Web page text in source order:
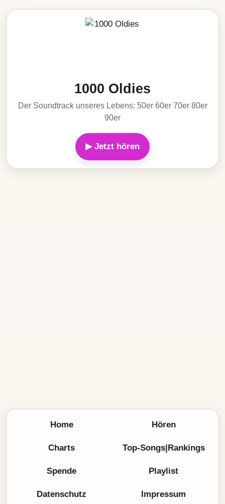
1000 Oldies
Der Soundtrack unseres Lebens: 50er 60er 70er 80er
90er
▶ Jetzt hören
Home Hören
Charts Top-Songs|Rankings
Spende Playlist
Datenschutz Impressum